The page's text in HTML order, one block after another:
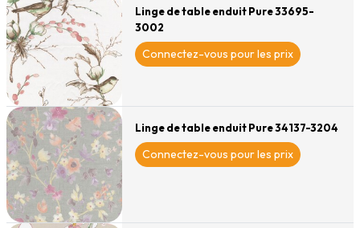
Linge de table enduit Pure 33695-
3002
Connectez-vous pour les prix
Linge de table enduit Pure 34137-3204
Connectez-vous pour les prix